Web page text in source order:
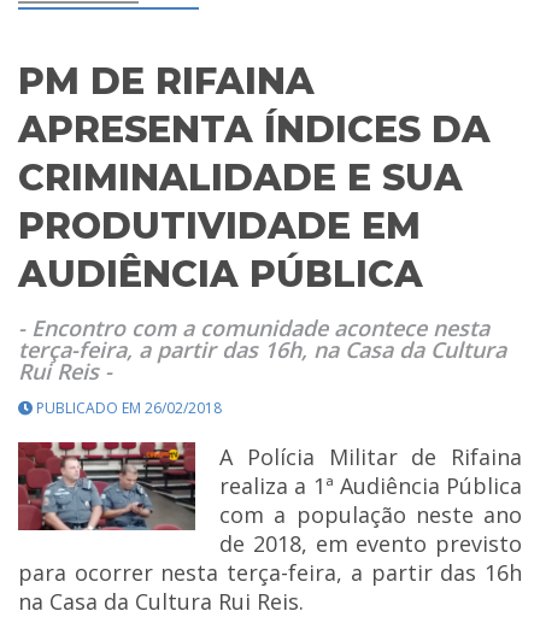
PM DE RIFAINA
APRESENTA ÍNDICES DA
CRIMINALIDADE E SUA
PRODUTIVIDADE EM
AUDIÊNCIA PÚBLICA
- Encontro com a comunidade acontece nesta
terça-feira, a partir das 16h, na Casa da Cultura
Rui Reis -
PUBLICADO EM 26/02/2018
A Polícia Militar de Rifaina
realiza a 1ª Audiência Pública
com a população neste ano
de 2018, em evento previsto
para ocorrer nesta terça-feira, a partir das 16h
na Casa da Cultura Rui Reis.